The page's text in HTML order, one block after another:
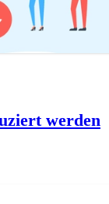
werden